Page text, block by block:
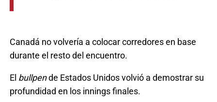
Canadá no volvería a colocar corredores en base
durante el resto del encuentro.
El bullpende Estados Unidos volvió a demostrar su
profundidad en los innings finales.